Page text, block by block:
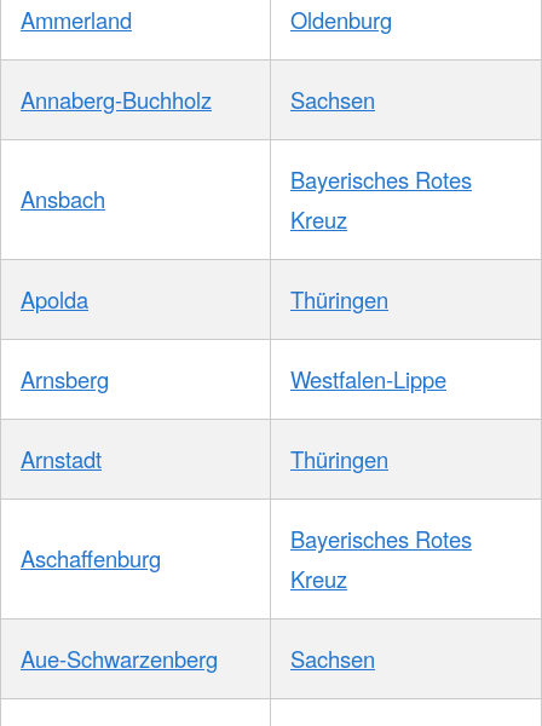
Ammerland Oldenburg
Annaberg-Buchholz Sachsen
Ansbach
Bayerisches Rotes
Kreuz
Apolda Thüringen
Arnsberg Westfalen-Lippe
Arnstadt Thüringen
Aschaffenburg
Bayerisches Rotes
Kreuz
Aue-Schwarzenberg Sachsen